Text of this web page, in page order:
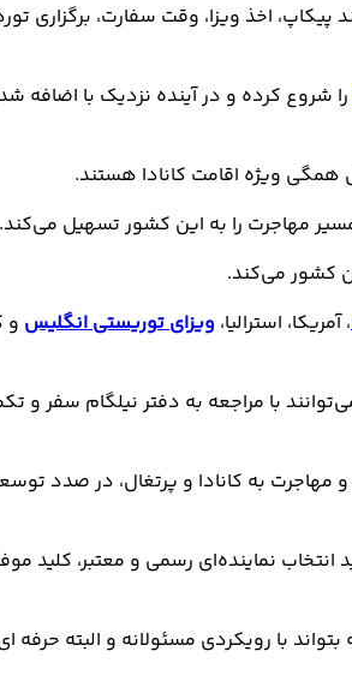
خدماتی مانند پیکاپ، اخذ ویزا، وقت سفارت،
را شروع کرده و در آینده نزدیک با اضافه
همگی ویژه اقامت کانادا هستند.
مسیر مهاجرت را به این کشور تسهیل می‌کند.
کشور می‌کند.
، آمریکا، استرالیا، ویزای توریستی انگلیس و
با مراجعه به دفتر نیلگام سفر و
مهاجرت به کانادا و پرتغال، در صدد
نماینده‌ای رسمی و معتبر، کلید
با رویکردی مسئولانه و البته حرفه